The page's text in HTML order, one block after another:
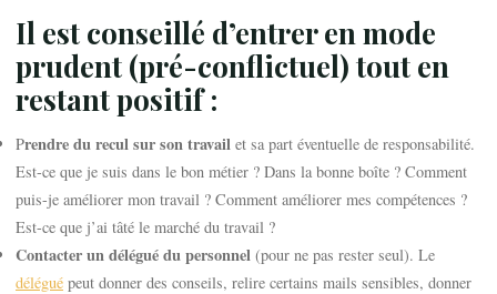
Il est conseillé d’entrer en mode
prudent (pré-conflictuel) tout en
restant positif :
Prendre du recul sur son travailet sa part éventuelle de responsabilité.
Est-ce que je suis dans le bon métier ? Dans la bonne boîte ? Comment
puis-je améliorer mon travail ? Comment améliorer mes compétences ?
Est-ce que j’ai tâté le marché du travail ?
Contacter un délégué du personnel (pour ne pas rester seul). Le
délégué peut donner des conseils, relire certains mails sensibles, donner